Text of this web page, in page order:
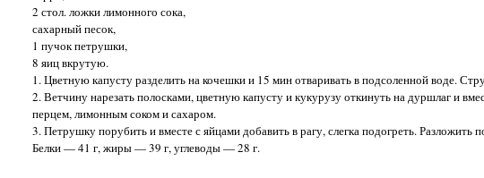
2 стол. ложки лимонного сока,
сахарный песок,
1 пучок петрушки,
8 яиц вкрутую.
1. Цветную капусту разделить на кочешки и 15 мин отваривать в подсоленной воде.
2. Ветчину нарезать полосками, цветную капусту и кукурузу откинуть на дуршлаг и
перцем, лимонным соком и сахаром.
3. Петрушку порубить и вместе с яйцами добавить в рагу, слегка подогреть. Разложить
Белки — 41 г, жиры — 39 г, углеводы — 28 г.